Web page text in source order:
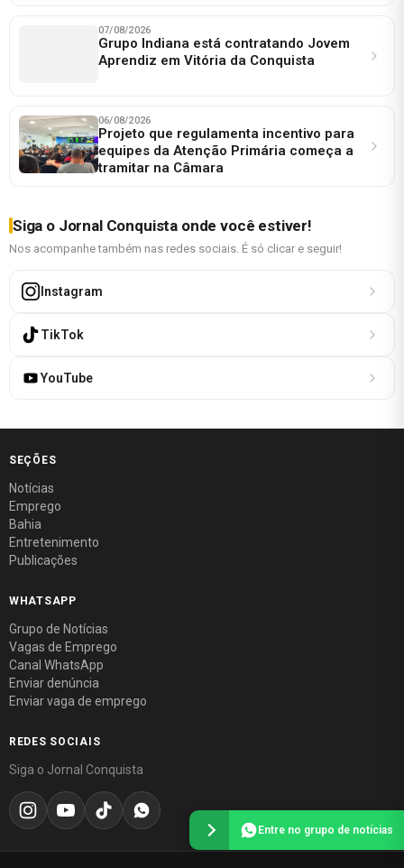
07/08/2026
Grupo Indiana está contratando Jovem
Aprendiz em Vitória da Conquista
06/08/2026
Projeto que regulamenta incentivo para
equipes da Atenção Primária começa a
tramitar na Câmara
Siga o Jornal Conquista onde você estiver!
Nos acompanhe também nas redes sociais. É só clicar e seguir!
Instagram
TikTok
YouTube
SEÇÕES
Notícias
Emprego
Bahia
Entretenimento
Publicações
WHATSAPP
Grupo de Notícias
Vagas de Emprego
Canal WhatsApp
Enviar denúncia
Enviar vaga de emprego
REDES SOCIAIS
Siga o Jornal Conquista
Entre no grupo de notícias